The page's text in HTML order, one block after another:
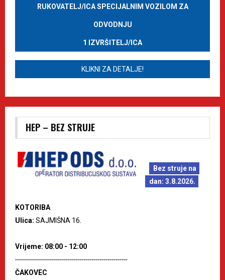
RUKOVATELJ/ICA SPECIJALNIM VOZILOM ZA
ODVODNJU
1 IZVRŠITELJ/ICA
KLIKNI ZA DETALJE!
HEP – BEZ STRUJE
Bez struje na
dan: 3.8.2026.
KOTORIBA
Ulica: SAJMIŠNA 16.
Vrijeme: 08:00 - 12:00
--------------------------------------------------------
ČAKOVEC